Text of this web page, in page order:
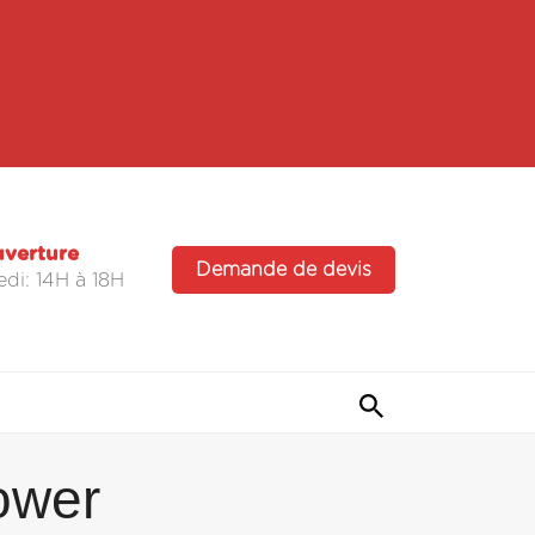
Demande de devis
14H à 18H